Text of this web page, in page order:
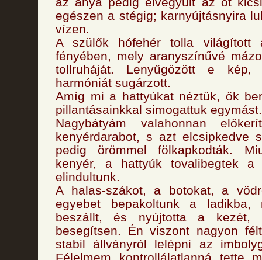
egészen a stégig; karnyújtásnyira
vízen.
A szülők hófehér tolla világított
fényében, mely aranyszínűvé
tollruháját. Lenyűgözött e
harmóniát sugárzott.
Amíg mi a hattyúkat néztük, ők
pillantásainkkal simogattuk egymást.
Nagybátyám valahonnan
kenyérdarabot, s azt elcsipkedve
pedig örömmel fölkapkodták.
kenyér, a hattyúk tovalibegtek
elindultunk.
A halas-szákot, a botokat, a
egyebet bepakoltunk a ladikba,
beszállt, és nyújtotta a kezét,
besegítsen. Én viszont nagyon
stabil állványról lelépni az